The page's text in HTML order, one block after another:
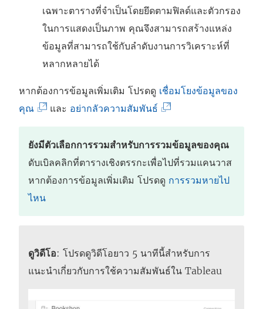
เฉพาะตารางที่จำเป็นโดยยึดตามฟิลด์และตัวกรอง
ในการแสดงเป็นภาพ คุณจึงสามารถสร้างแหล่ง
ข้อมูลที่สามารถใช้กับลำดับงานการวิเคราะห์ที่
หลากหลายได้
หากต้องการข้อมูลเพิ่มเติม โปรดดู เชื่อมโยงข้อมูลของ
คุณ(
ง
ก์
จ
ะ
ด
ใ
ห
และ อย่ากลัวความสัมพันธ์
ง
ก์
จ
ด
ใ
ยังมีตัวเลือกการรวมสำหรับการรวมข้อมูลของคุณ
ดับเบิลคลิกที่ตารางเชิงตรรกะเพื่อไปที่รวมแคนวาส
หากต้องการข้อมูลเพิ่มเติม โปรดดู การรวมหายไป
ไหน
ดูวิดีโอ: โปรดดูวิดีโอยาว 5 นาทีนี้สำหรับการ
แนะนำเกี่ยวกับการใช้ความสัมพันธ์ใน Tableau